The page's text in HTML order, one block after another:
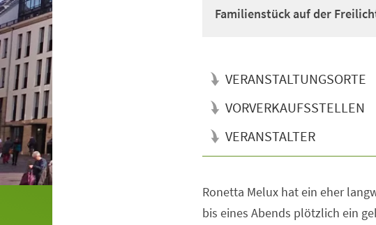
Familienstück auf der
VERANSTALTUNGSORTE
VORVERKAUFSSTELLEN
VERANSTALTER
Ronetta Melux hat ein eher
bis eines Abends plötzlich ein